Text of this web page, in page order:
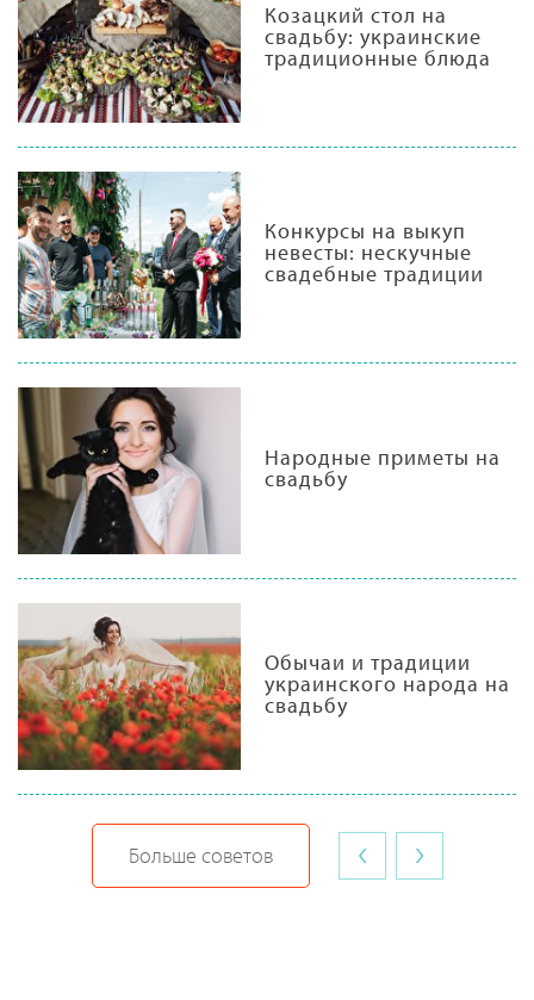
Козацкий стол на
свадьбу: украинские
традиционные блюда
Конкурсы на выкуп
невесты: нескучные
свадебные традиции
Народные приметы на
свадьбу
Обычаи и традиции
украинского народа на
свадьбу
Больше советов ‹ ›